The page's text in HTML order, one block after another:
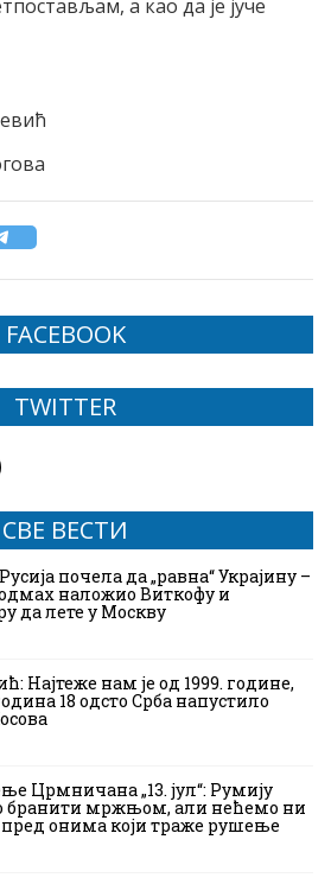
а као да је јуче
FACEBOOK
TWITTER
СВЕ ВЕСТИ
почела да „равна“ Украјину –
наложио Виткофу и
да лете у Москву
Најтеже нам је од 1999. године,
18 одсто Срба напустило
Црмничана „13. јул“: Румију
бранити мржњом, али нећемо ни
пред онима који траже рушење